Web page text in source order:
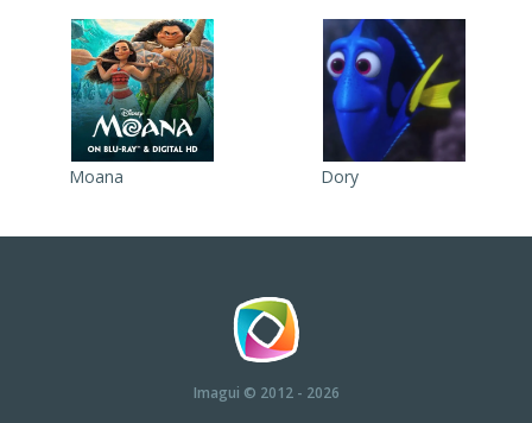
Moana Dory
Imagui © 2012 - 2026